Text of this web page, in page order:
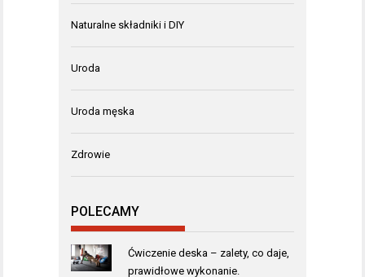
Naturalne składniki i DIY
Uroda
Uroda męska
Zdrowie
POLECAMY
Ćwiczenie deska – zalety, co daje,
prawidłowe wykonanie.